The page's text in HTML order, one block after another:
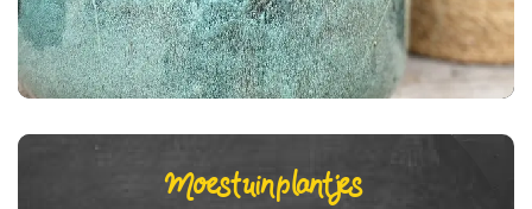
Moestuinplantjes